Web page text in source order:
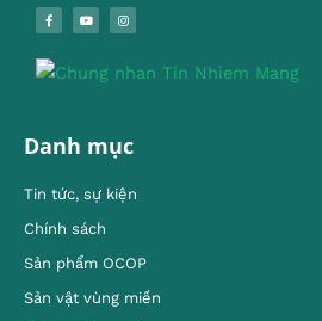
Danh mục
Tin tức, sự kiện
Chính sách
Sản phẩm OCOP
Sản vật vùng miền